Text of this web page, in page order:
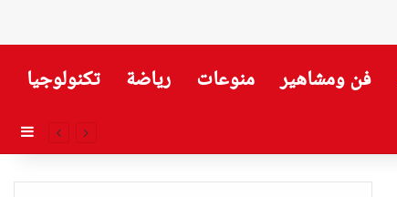
فن ومشاهير منوعات رياضة تكنولوجيا